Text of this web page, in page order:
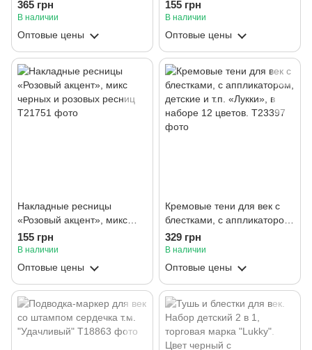
палитра 6 цветов.
365 грн
В наличии
Оптовые цены
155 грн
В наличии
Оптовые цены
Накладные ресницы
«Розовый акцент», микс
черных и розовых ресниц
155 грн
В наличии
Оптовые цены
Кремовые тени для век с
блестками, с аппликатором,
детские и т.п. «Лукки», в
наборе 12 цветов.
329 грн
В наличии
Оптовые цены